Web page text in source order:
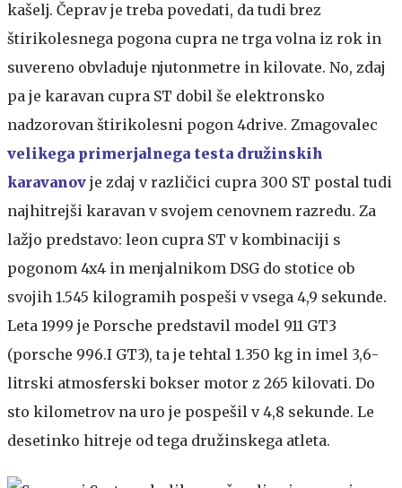
kašelj. Čeprav je treba povedati, da tudi brez
štirikolesnega pogona cupra ne trga volna iz rok in
suvereno obvladuje njutonmetre in kilovate. No, zdaj
pa je karavan cupra ST dobil še elektronsko
nadzorovan štirikolesni pogon 4drive. Zmagovalec
velikega primerjalnega testa družinskih
karavanov je zdaj v različici cupra 300 ST postal tudi
najhitrejši karavan v svojem cenovnem razredu. Za
lažjo predstavo: leon cupra ST v kombinaciji s
pogonom 4x4 in menjalnikom DSG do stotice ob
svojih 1.545 kilogramih pospeši v vsega 4,9 sekunde.
Leta 1999 je Porsche predstavil model 911 GT3
(porsche 996.I GT3), ta je tehtal 1.350 kg in imel 3,6-
litrski atmosferski bokser motor z 265 kilovati. Do
sto kilometrov na uro je pospešil v 4,8 sekunde. Le
desetinko hitreje od tega družinskega atleta.